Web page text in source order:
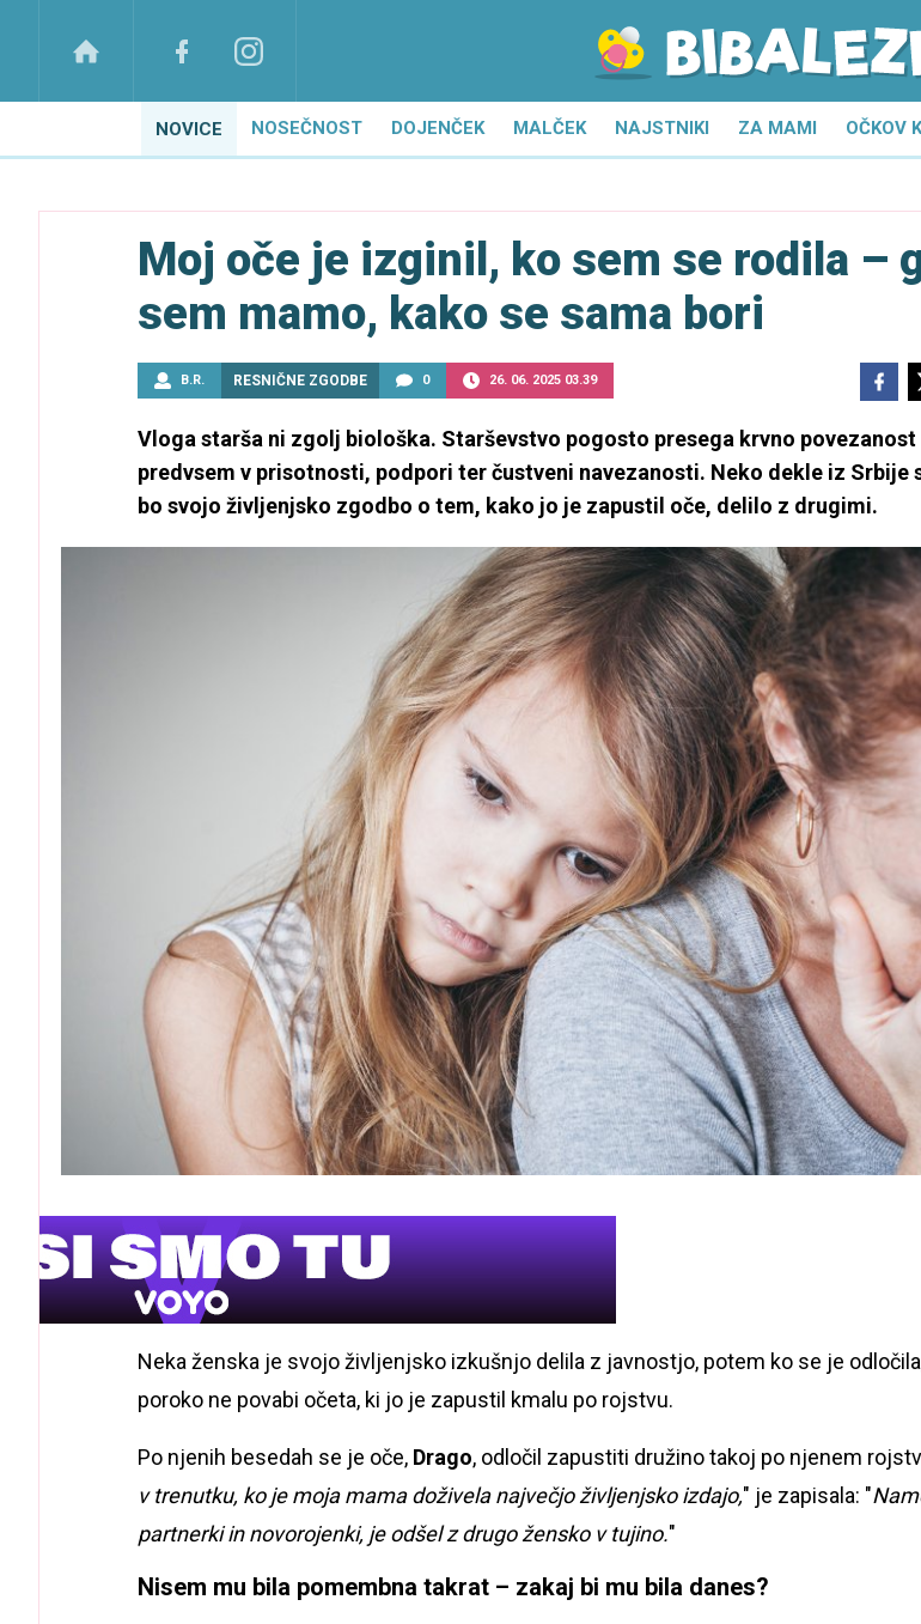
NOVICE NOSEČNOST DOJENČEK MALČEK NAJSTNIKI ZA MAMI OČKOV
Moj oče je izginil, ko sem se rodila –
sem mamo, kako se sama bori
B.R. RESNIČNE ZGODBE 0 26. 06. 2025 03.39
Vloga starša ni zgolj biološka. Starševstvo pogosto presega krvno povezanost
predvsem v prisotnosti, podpori ter čustveni navezanosti. Neko dekle iz Srbije
bo svojo življenjsko zgodbo o tem, kako jo je zapustil oče, delilo z drugimi.
Neka ženska je svojo življenjsko izkušnjo delila z javnostjo, potem ko se je
poroko ne povabi očeta, ki jo je zapustil kmalu po rojstvu.
Po njenih besedah se je oče, Drago, odločil zapustiti družino takoj po njenem
v trenutku, ko je moja mama doživela največjo življenjsko izdajo," je zapisala: "
partnerki in novorojenki, je odšel z drugo žensko v tujino."
Nisem mu bila pomembna takrat – zakaj bi mu bila danes?